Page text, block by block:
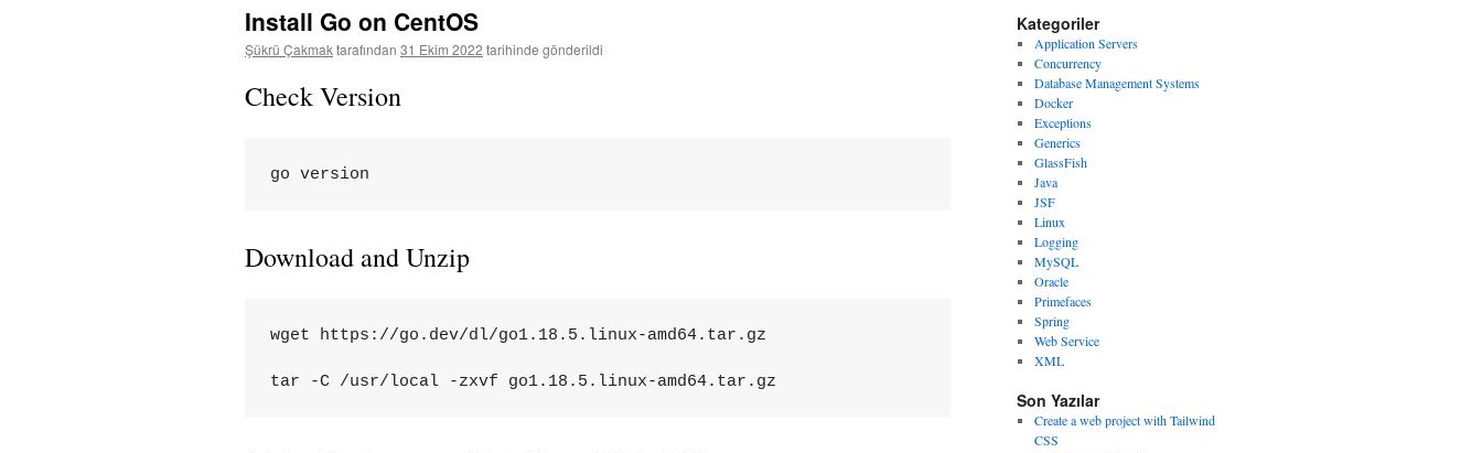
Install Go on CentOS
Şükrü Çakmaktarafından 31 Ekim 2022 tarihinde gönderildi
Check Version
go version
Download and Unzip
wget https://go.dev/dl/go1.18.5.linux-amd64.tar.gz
tar -C /usr/local -zxvf go1.18.5.linux-amd64.tar.gz
Kategoriler
Application Servers
Concurrency
Database Management Systems
Docker
Exceptions
Generics
GlassFish
Java
JSF
Linux
Logging
MySQL
Oracle
Primefaces
Spring
Web Service
XML
Son Yazılar
Create a web project with Tailwind
CSS